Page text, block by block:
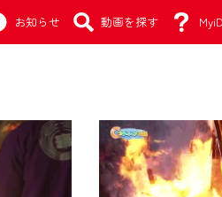
お知らせ 動画を探す